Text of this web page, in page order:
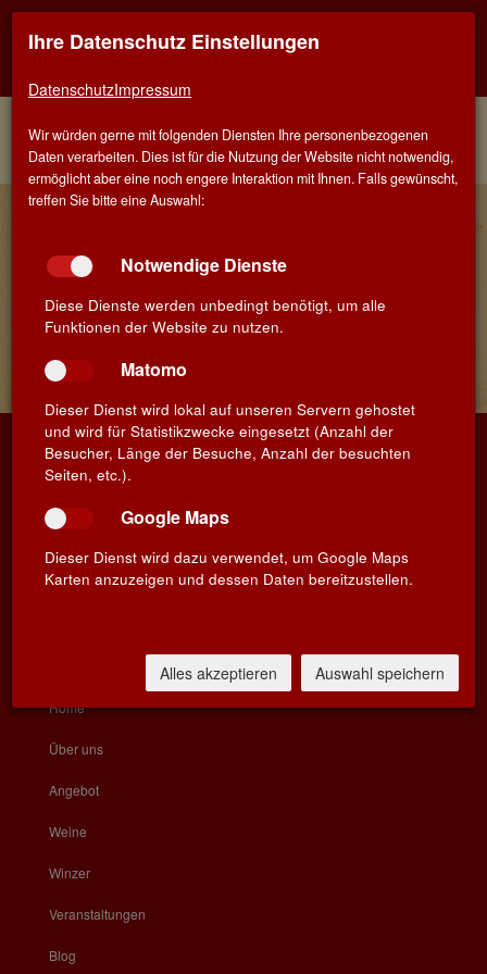
Home Weine Weissweine
Spanien
Rueda
Finden Sie Ihren Lieblingswein!
Suchbegriff
Bitte geben Sie einen Suchbegriff mit mindestens 3 Zeichen
ein
WEIN-MUSKETIER
Öffnungszeiten
Impressum
Datenschutz
Home
Über uns
Angebot
Weine
Winzer
Veranstaltungen
Blog
Ihre Datenschutz Einstellungen
DatenschutzImpressum
Wir würden gerne mit folgenden Diensten Ihre personenbezogenen
Daten verarbeiten. Dies ist für die Nutzung der Website nicht notwendig,
ermöglicht aber eine noch engere Interaktion mit Ihnen. Falls gewünscht,
treffen Sie bitte eine Auswahl:
Notwendige Dienste
Diese Dienste werden unbedingt benötigt, um alle
Funktionen der Website zu nutzen.
Matomo
Dieser Dienst wird lokal auf unseren Servern gehostet
und wird für Statistikzwecke eingesetzt (Anzahl der
Besucher, Länge der Besuche, Anzahl der besuchten
Seiten, etc.).
Google Maps
Dieser Dienst wird dazu verwendet, um Google Maps
Karten anzuzeigen und dessen Daten bereitzustellen.
Alles akzeptieren Auswahl speichern